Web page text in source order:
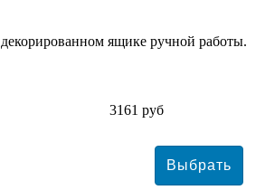
ящике ручной работы.
3161 руб